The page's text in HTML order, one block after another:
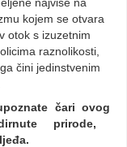
kojem se otvara
otok s izuzetnim
raznolikosti,
čini jedinstvenim
čari ovog
prirode,